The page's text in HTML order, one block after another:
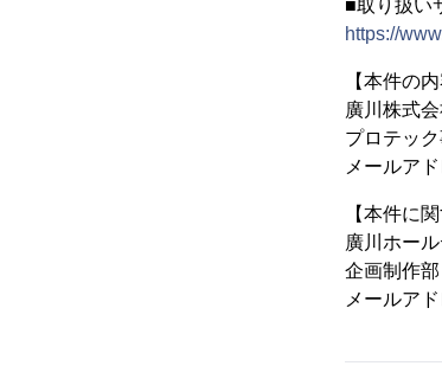
■取り扱い
https://
【本件の
廣川株式
プロテッ
メールアド
【本件に
廣川ホー
企画制作
メールアド